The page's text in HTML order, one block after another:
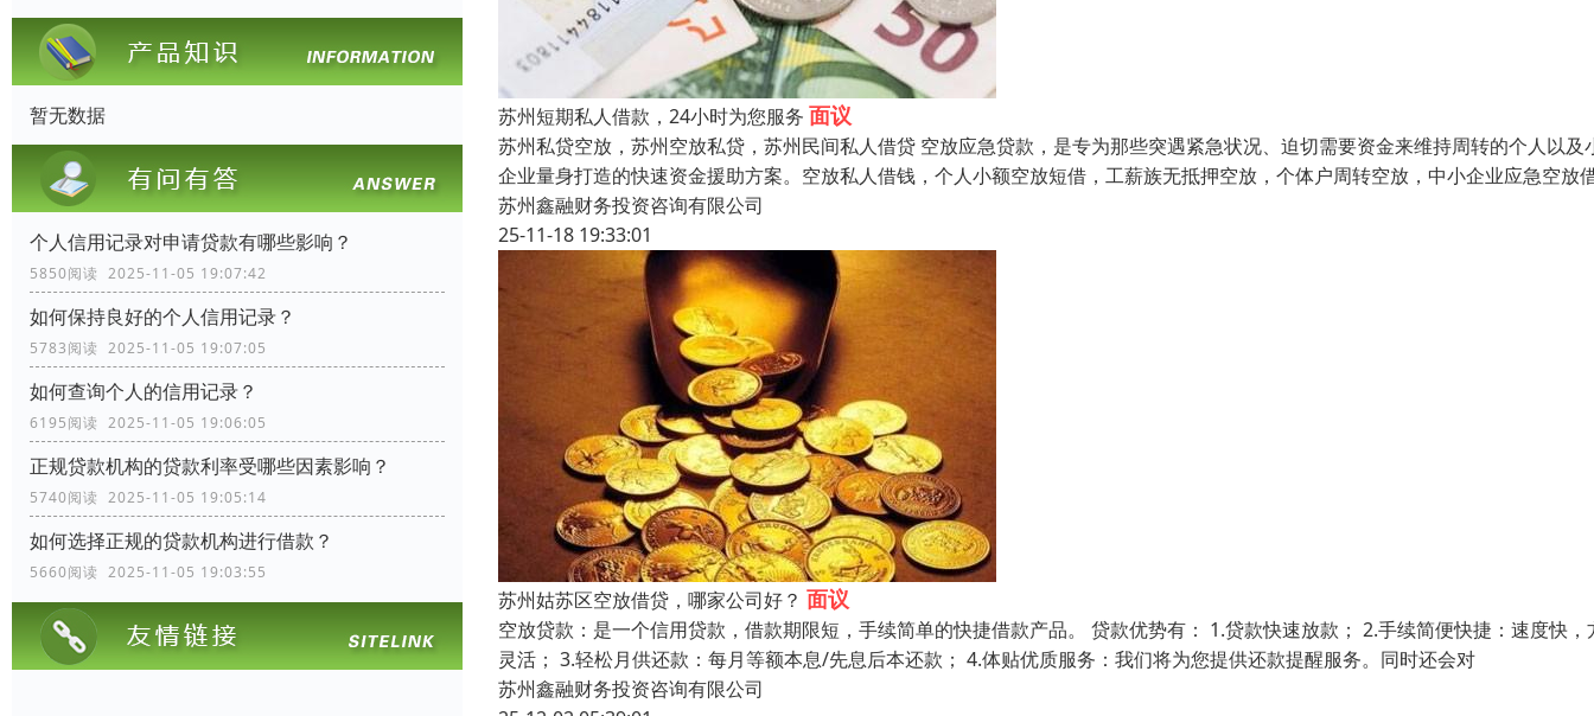
暂无数据
个人信用记录对申请贷款有哪些影响？
5850阅读 2025-11-05 19:07:42
如何保持良好的个人信用记录？
5783阅读 2025-11-05 19:07:05
如何查询个人的信用记录？
6195阅读 2025-11-05 19:06:05
正规贷款机构的贷款利率受哪些因素影响？
5740阅读 2025-11-05 19:05:14
如何选择正规的贷款机构进行借款？
5660阅读 2025-11-05 19:03:55
苏州短期私人借款，24小时为您服务 面议
苏州私贷空放，苏州空放私贷，苏州民间私人借贷 空放应急贷款，是专为那些突遇紧急状况、迫切需要资金来维持周转的个人以及
企业量身打造的快速资金援助方案。空放私人借钱，个人小额空放短借，工薪族无抵押空放，个体户周转空放，中小企业应急空放
苏州鑫融财务投资咨询有限公司
25-11-18 19:33:01
苏州姑苏区空放借贷，哪家公司好？ 面议
空放贷款：是一个信用贷款，借款期限短，手续简单的快捷借款产品。 贷款优势有： 1.贷款快速放款； 2.手续简便快捷：速度快，
灵活； 3.轻松月供还款：每月等额本息/先息后本还款； 4.体贴优质服务：我们将为您提供还款提醒服务。同时还会对
苏州鑫融财务投资咨询有限公司